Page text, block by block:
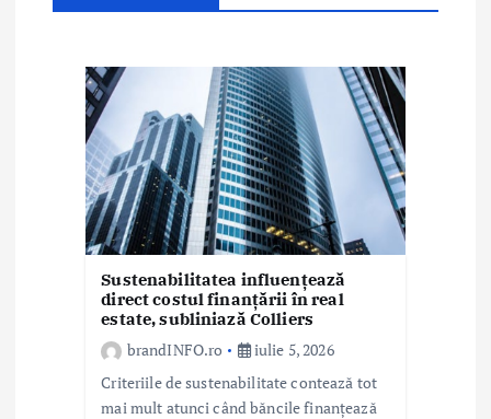
r
Sustenabilitatea influențează
direct costul finanțării în real
estate, subliniază Colliers
brandINFO.ro
iulie 5, 2026
Criteriile de sustenabilitate contează tot
mai mult atunci când băncile finanțează